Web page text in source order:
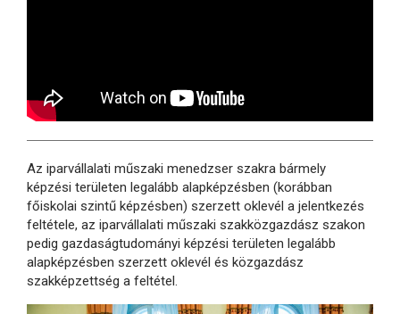
Az iparvállalati műszaki menedzser szakra bármely
képzési területen legalább alapképzésben (korábban
főiskolai szintű képzésben) szerzett oklevél a jelentkezés
feltétele, az iparvállalati műszaki szakközgazdász szakon
pedig gazdaságtudományi képzési területen legalább
alapképzésben szerzett oklevél és közgazdász
szakképzettség a feltétel.